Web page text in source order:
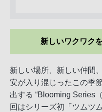
新しいワクワク
新しい場所、新しい仲間
安が入り混じったこの季
出する “Blooming Series
回はシリーズ初「ツムツ